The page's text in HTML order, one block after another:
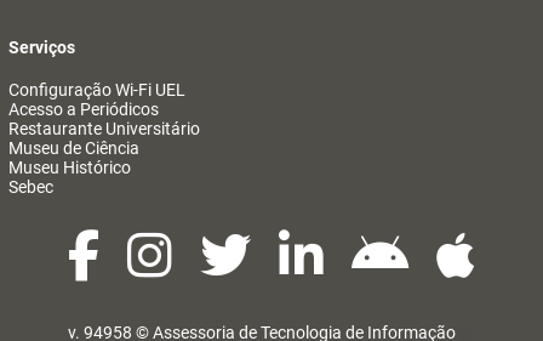
Serviços
Configuração Wi-Fi UEL
Acesso a Periódicos
Restaurante Universitário
Museu de Ciência
Museu Histórico
Sebec
v. 94958 ©Assessoria de Tecnologia de Informação